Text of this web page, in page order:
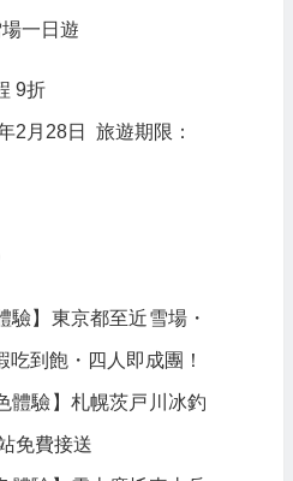
一日遊
9折
2月28日 旅遊期限：
驗】東京都至近雪場・
吃到飽・四人即成團！
體驗】札幌茨戸川冰釣
免費接送